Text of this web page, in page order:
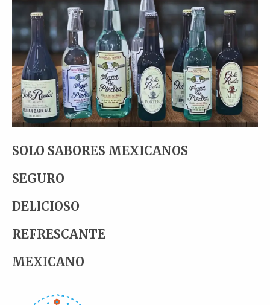
SOLO SABORES MEXICANOS
SEGURO
DELICIOSO
REFRESCANTE
MEXICANO